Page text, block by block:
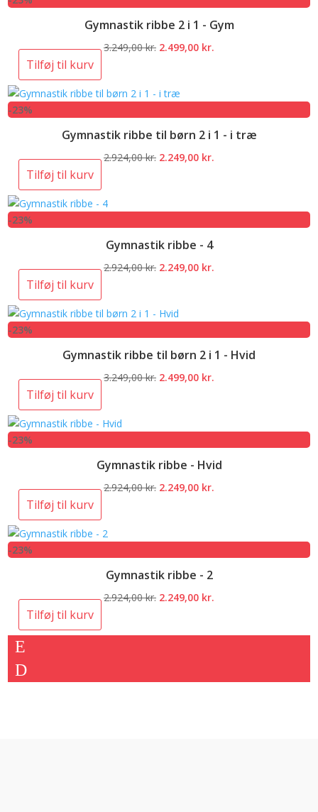
Gymnastik ribbe 2 i 1 - Gym
3.249,00kr. Den
var:
2.499,00 kr.
Tilføj til kurv
-23%
Gymnastik ribbe til børn 2 i 1 - i træ
2.924,00kr. Den
2.249,00 kr.
Tilføj til kurv
-23%
Gymnastik ribbe - 4
2.924,00kr. Den
var:
2.249,00 kr.
Tilføj til kurv
-23%
Gymnastik ribbe til børn 2 i 1 - Hvid
3.249,00kr. Den
2.499,00 kr.
Tilføj til kurv
-23%
Gymnastik ribbe - Hvid
2.924,00kr. Den
2.249,00 kr.
Tilføj til kurv
-23%
Gymnastik ribbe - 2
2.924,00kr. Den
2.249,00 kr.
Tilføj til kurv